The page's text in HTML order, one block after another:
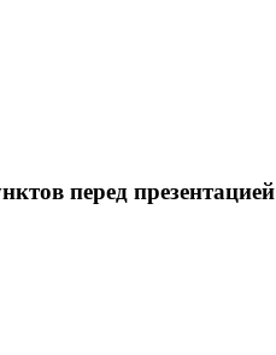
перед презентацией